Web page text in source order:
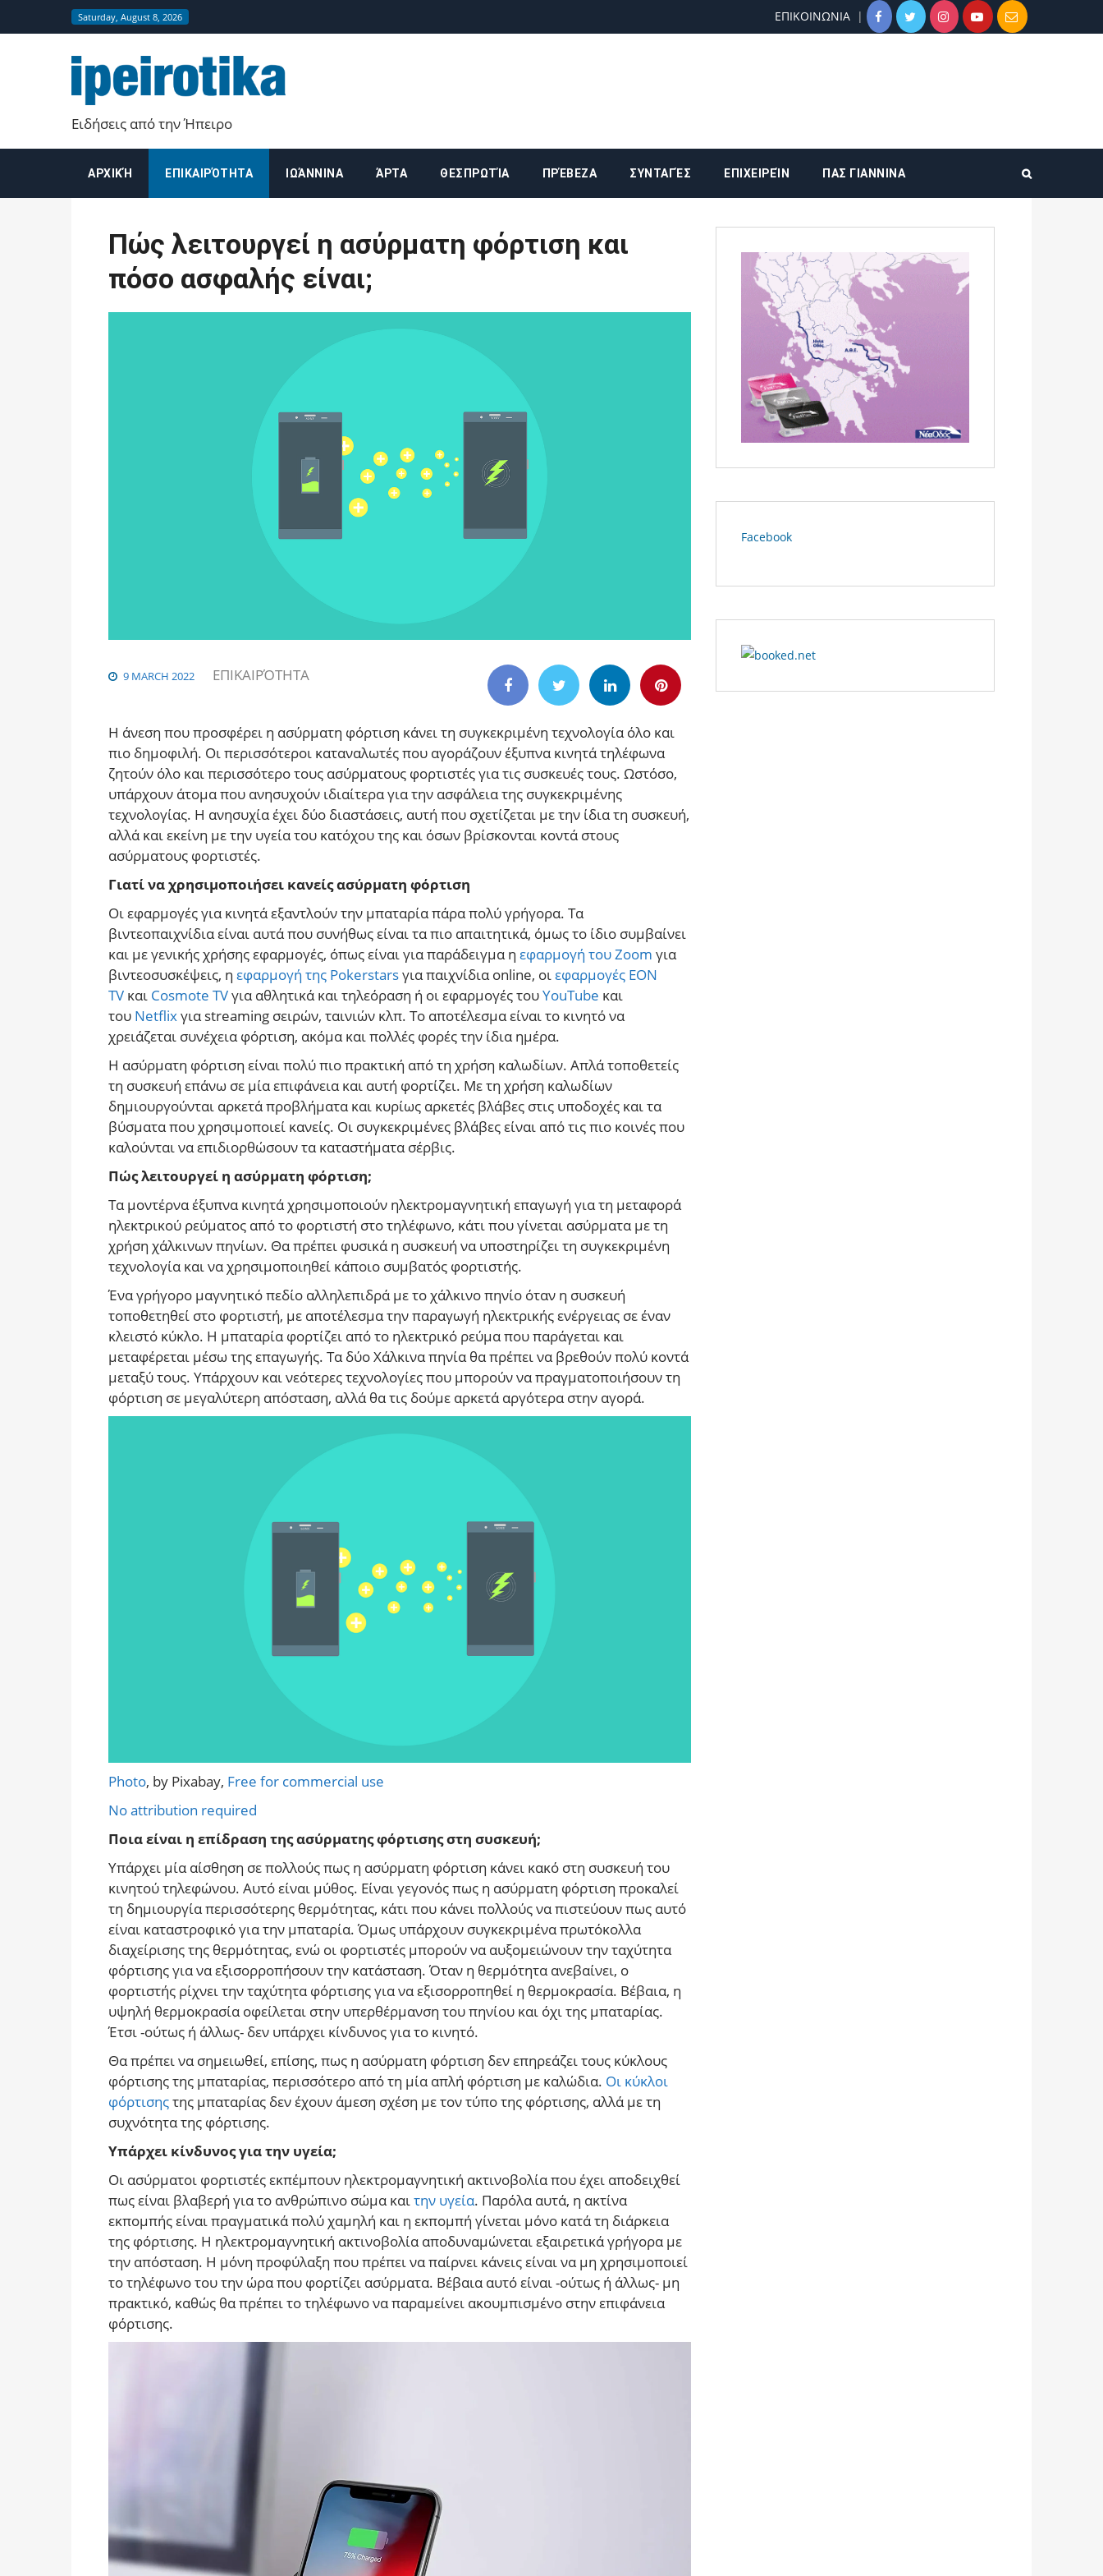
Saturday, August 8, 2026 ΕΠΙΚΟΙΝΩΝΙΑ
Ειδήσεις από την Ήπειρο
ΑΡΧΙΚΉ ΕΠΙΚΑΙΡΌΤΗΤΑ ΙΩΆΝΝΙΝΑ ΆΡΤΑ ΘΕΣΠΡΩΤΊΑ ΠΡΈΒΕΖΑ ΣΥΝΤΑΓΈΣ ΕΠΙΧΕΙΡΕΊΝ ΠΑΣ ΓΙΑΝΝΙΝΑ
Πώς λειτουργεί η ασύρματη φόρτιση και
πόσο ασφαλής είναι;
9 MARCH 2022 ΕΠΙΚΑΙΡΌΤΗΤΑ
Η άνεση που προσφέρει η ασύρματη φόρτιση κάνει τη συγκεκριμένη τεχνολογία όλο και
πιο δημοφιλή. Οι περισσότεροι καταναλωτές που αγοράζουν έξυπνα κινητά τηλέφωνα
ζητούν όλο και περισσότερο τους ασύρματους φορτιστές για τις συσκευές τους. Ωστόσο,
υπάρχουν άτομα που ανησυχούν ιδιαίτερα για την ασφάλεια της συγκεκριμένης
τεχνολογίας. Η ανησυχία έχει δύο διαστάσεις, αυτή που σχετίζεται με την ίδια τη συσκευή,
αλλά και εκείνη με την υγεία του κατόχου της και όσων βρίσκονται κοντά στους
ασύρματους φορτιστές.
Γιατί να χρησιμοποιήσει κανείς ασύρματη φόρτιση
Οι εφαρμογές για κινητά εξαντλούν την μπαταρία πάρα πολύ γρήγορα. Τα
βιντεοπαιχνίδια είναι αυτά που συνήθως είναι τα πιο απαιτητικά, όμως το ίδιο συμβαίνει
και με γενικής χρήσης εφαρμογές, όπως είναι για παράδειγμα η εφαρμογή του Zoom για
βιντεοσυσκέψεις, η εφαρμογή της Pokerstarsγια παιχνίδια online, οιεφαρμογές EON
TV και Cosmote TVγια αθλητικά και τηλεόραση ή οι εφαρμογές τουYouTube και
του Netflixγια streaming σειρών, ταινιών κλπ. Το αποτέλεσμα είναι το κινητό να
χρειάζεται συνέχεια φόρτιση, ακόμα και πολλές φορές την ίδια ημέρα.
Η ασύρματη φόρτιση είναι πολύ πιο πρακτική από τη χρήση καλωδίων. Απλά τοποθετείς
τη συσκευή επάνω σε μία επιφάνεια και αυτή φορτίζει. Με τη χρήση καλωδίων
δημιουργούνται αρκετά προβλήματα και κυρίως αρκετές βλάβες στις υποδοχές και τα
βύσματα που χρησιμοποιεί κανείς. Οι συγκεκριμένες βλάβες είναι από τις πιο κοινές που
καλούνται να επιδιορθώσουν τα καταστήματα σέρβις.
Πώς λειτουργεί η ασύρματη φόρτιση;
Τα μοντέρνα έξυπνα κινητά χρησιμοποιούν ηλεκτρομαγνητική επαγωγή για τη μεταφορά
ηλεκτρικού ρεύματος από το φορτιστή στο τηλέφωνο, κάτι που γίνεται ασύρματα με τη
χρήση χάλκινων πηνίων. Θα πρέπει φυσικά η συσκευή να υποστηρίζει τη συγκεκριμένη
τεχνολογία και να χρησιμοποιηθεί κάποιο συμβατός φορτιστής.
Ένα γρήγορο μαγνητικό πεδίο αλληλεπιδρά με το χάλκινο πηνίο όταν η συσκευή
τοποθετηθεί στο φορτιστή, με αποτέλεσμα την παραγωγή ηλεκτρικής ενέργειας σε έναν
κλειστό κύκλο. Η μπαταρία φορτίζει από το ηλεκτρικό ρεύμα που παράγεται και
μεταφέρεται μέσω της επαγωγής. Τα δύο Χάλκινα πηνία θα πρέπει να βρεθούν πολύ κοντά
μεταξύ τους. Υπάρχουν και νεότερες τεχνολογίες που μπορούν να πραγματοποιήσουν τη
φόρτιση σε μεγαλύτερη απόσταση, αλλά θα τις δούμε αρκετά αργότερα στην αγορά.
Photo, by Pixabay, Free for commercial use
No attribution required
Ποια είναι η επίδραση της ασύρματης φόρτισης στη συσκευή;
Υπάρχει μία αίσθηση σε πολλούς πως η ασύρματη φόρτιση κάνει κακό στη συσκευή του
κινητού τηλεφώνου. Αυτό είναι μύθος. Είναι γεγονός πως η ασύρματη φόρτιση προκαλεί
τη δημιουργία περισσότερης θερμότητας, κάτι που κάνει πολλούς να πιστεύουν πως αυτό
είναι καταστροφικό για την μπαταρία. Όμως υπάρχουν συγκεκριμένα πρωτόκολλα
διαχείρισης της θερμότητας, ενώ οι φορτιστές μπορούν να αυξομειώνουν την ταχύτητα
φόρτισης για να εξισορροπήσουν την κατάσταση. Όταν η θερμότητα ανεβαίνει, ο
φορτιστής ρίχνει την ταχύτητα φόρτισης για να εξισορροπηθεί η θερμοκρασία. Βέβαια, η
υψηλή θερμοκρασία οφείλεται στην υπερθέρμανση του πηνίου και όχι της μπαταρίας.
Έτσι -ούτως ή άλλως- δεν υπάρχει κίνδυνος για το κινητό.
Θα πρέπει να σημειωθεί, επίσης, πως η ασύρματη φόρτιση δεν επηρεάζει τους κύκλους
φόρτισης της μπαταρίας, περισσότερο από τη μία απλή φόρτιση με καλώδια. Οι κύκλοι
φόρτισηςτης μπαταρίας δεν έχουν άμεση σχέση με τον τύπο της φόρτισης, αλλά με τη
συχνότητα της φόρτισης.
Υπάρχει κίνδυνος για την υγεία;
Οι ασύρματοι φορτιστές εκπέμπουν ηλεκτρομαγνητική ακτινοβολία που έχει αποδειχθεί
πως είναι βλαβερή για το ανθρώπινο σώμα καιτην υγεία. Παρόλα αυτά, η ακτίνα
εκπομπής είναι πραγματικά πολύ χαμηλή και η εκπομπή γίνεται μόνο κατά τη διάρκεια
της φόρτισης. Η ηλεκτρομαγνητική ακτινοβολία αποδυναμώνεται εξαιρετικά γρήγορα με
την απόσταση. Η μόνη προφύλαξη που πρέπει να παίρνει κάνεις είναι να μη χρησιμοποιεί
το τηλέφωνο του την ώρα που φορτίζει ασύρματα. Βέβαια αυτό είναι -ούτως ή άλλως- μη
πρακτικό, καθώς θα πρέπει το τηλέφωνο να παραμείνει ακουμπισμένο στην επιφάνεια
φόρτισης.
Facebook